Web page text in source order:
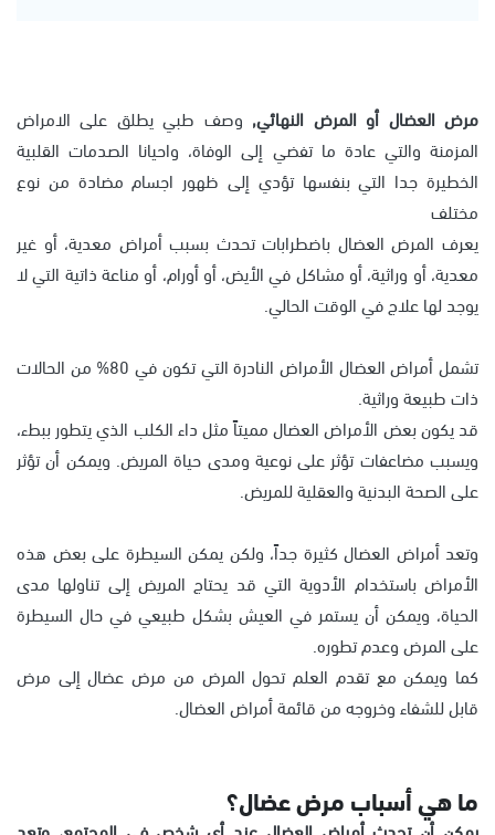
مرض العضال أو المرض النهائي, وصف طبي يطلق على الامراض
المزمنة والتي عادة ما تفضي إلى الوفاة، واحيانا الصدمات القلبية
الخطيرة جدا التي بنفسها تؤدي إلى ظهور اجسام مضادة من نوع
مختلف
يعرف المرض العضال باضطرابات تحدث بسبب أمراض معدية، أو غير
معدية، أو وراثية، أو مشاكل في الأيض، أو أورام، أو مناعة ذاتية التي لا
يوجد لها علاج في الوقت الحالي.
تشمل أمراض العضال الأمراض النادرة التي تكون في 80% من الحالات
ذات طبيعة وراثية.
قد يكون بعض الأمراض العضال مميتاً مثل داء الكلب الذي يتطور ببطء،
ويسبب مضاعفات تؤثر على نوعية ومدى حياة المريض. ويمكن أن تؤثر
على الصحة البدنية والعقلية للمريض.
وتعد أمراض العضال كثيرة جداً، ولكن يمكن السيطرة على بعض هذه
الأمراض باستخدام الأدوية التي قد يحتاج المريض إلى تناولها مدى
الحياة، ويمكن أن يستمر في العيش بشكل طبيعي في حال السيطرة
على المرض وعدم تطوره.
كما ويمكن مع تقدم العلم تحول المرض من مرض عضال إلى مرض
قابل للشفاء وخروجه من قائمة أمراض العضال.
ما هي أسباب مرض عضال؟